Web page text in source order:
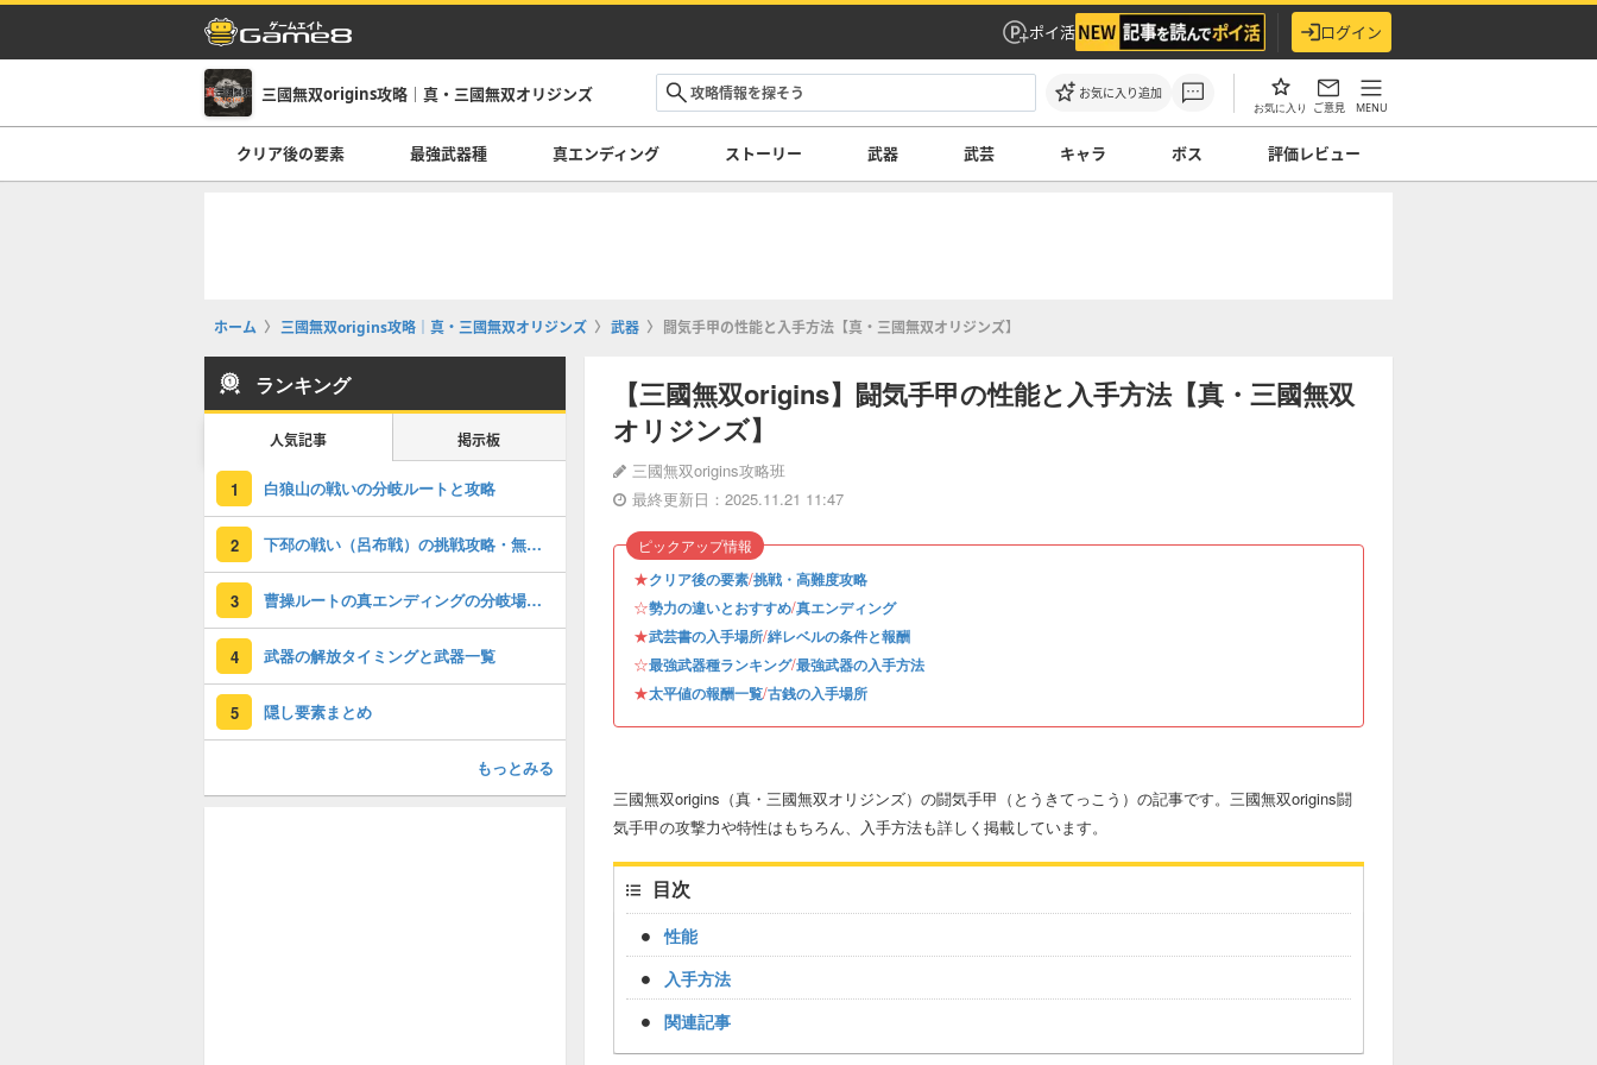
ポイ活 ログイン
三國無双origins攻略｜真・三國無双オリジンズ お気に入り追加
お気に入り ご意見 MENU
クリア後の要素 最強武器種 真エンディング ストーリー 武器 武芸 キャラ ボス 評価レビュー
ホーム 三國無双origins攻略｜真・三國無双オリジンズ 武器 闘気手甲の性能と入手方法【真・三國無双オリジンズ】
【三國無双origins】闘気手甲の性能と入手方法【真・三國無双
オリジンズ】
三國無双origins攻略班
最終更新日：2025.11.21 11:47
★クリア後の要素/挑戦・高難度攻略
☆勢力の違いとおすすめ/真エンディング
★武芸書の入手場所/絆レベルの条件と報酬
☆最強武器種ランキング/最強武器の入手方法
★太平値の報酬一覧/古銭の入手場所
ピックアップ情報
三國無双origins（真・三國無双オリジンズ）の闘気手甲（とうきてっこう）の記事です。三國無双origins闘
気手甲の攻撃力や特性はもちろん、入手方法も詳しく掲載しています。
目次
性能
入手方法
関連記事
ランキング
人気記事 掲示板
1 白狼山の戦いの分岐ルートと攻略
2 下邳の戦い（呂布戦）の挑戦攻略・無双に挑むもの
3 曹操ルートの真エンディングの分岐場所と入り方
4 武器の解放タイミングと武器一覧
5 隠し要素まとめ
もっとみる